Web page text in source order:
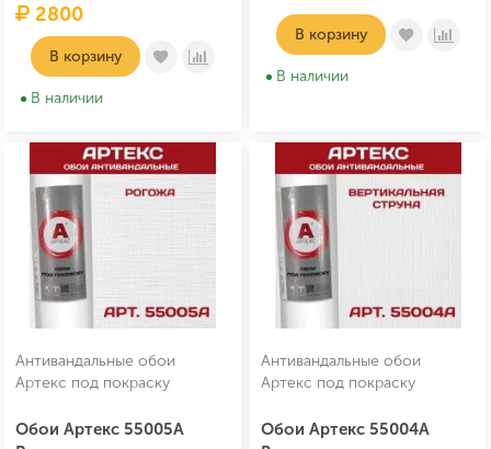
2800
В корзину
В наличии
В корзину
В наличии
Антивандальные обои
Артекс под покраску
Обои Артекс 55005А
Антивандальные обои
Артекс под покраску
Обои Артекс 55004А